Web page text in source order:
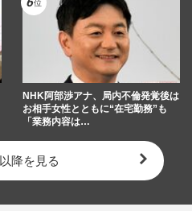
NHK阿部渉アナ、局内不倫発覚後は
お相手女性とともに“在宅勤務”も
「業務内容は…
降を見る